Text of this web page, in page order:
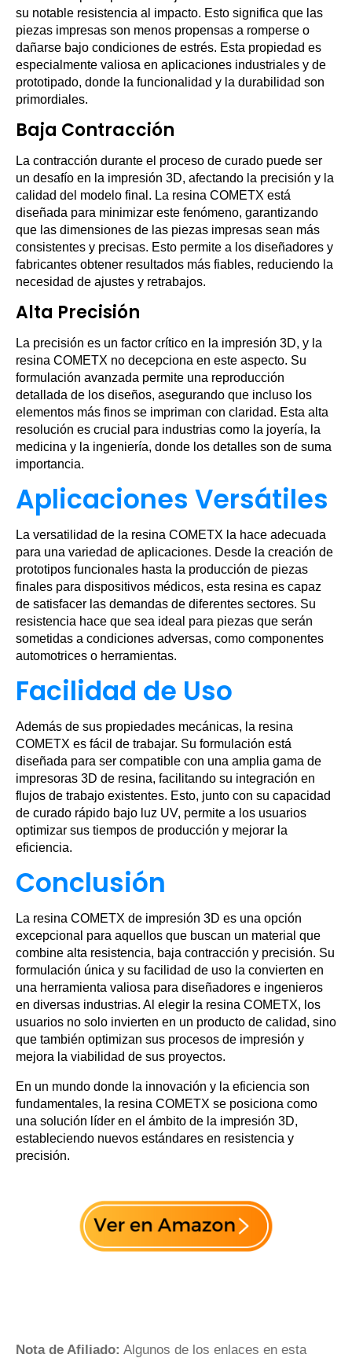
su notable resistencia al impacto. Esto significa que las
piezas impresas son menos propensas a romperse o
dañarse bajo condiciones de estrés. Esta propiedad es
especialmente valiosa en aplicaciones industriales y de
prototipado, donde la funcionalidad y la durabilidad son
primordiales.
Baja Contracción
La contracción durante el proceso de curado puede ser
un desafío en la impresión 3D, afectando la precisión y la
calidad del modelo final. La resina COMETX está
diseñada para minimizar este fenómeno, garantizando
que las dimensiones de las piezas impresas sean más
consistentes y precisas. Esto permite a los diseñadores y
fabricantes obtener resultados más fiables, reduciendo la
necesidad de ajustes y retrabajos.
Alta Precisión
La precisión es un factor crítico en la impresión 3D, y la
resina COMETX no decepciona en este aspecto. Su
formulación avanzada permite una reproducción
detallada de los diseños, asegurando que incluso los
elementos más finos se impriman con claridad. Esta alta
resolución es crucial para industrias como la joyería, la
medicina y la ingeniería, donde los detalles son de suma
importancia.
Aplicaciones Versátiles
La versatilidad de la resina COMETX la hace adecuada
para una variedad de aplicaciones. Desde la creación de
prototipos funcionales hasta la producción de piezas
finales para dispositivos médicos, esta resina es capaz
de satisfacer las demandas de diferentes sectores. Su
resistencia hace que sea ideal para piezas que serán
sometidas a condiciones adversas, como componentes
automotrices o herramientas.
Facilidad de Uso
Además de sus propiedades mecánicas, la resina
COMETX es fácil de trabajar. Su formulación está
diseñada para ser compatible con una amplia gama de
impresoras 3D de resina, facilitando su integración en
flujos de trabajo existentes. Esto, junto con su capacidad
de curado rápido bajo luz UV, permite a los usuarios
optimizar sus tiempos de producción y mejorar la
eficiencia.
Conclusión
La resina COMETX de impresión 3D es una opción
excepcional para aquellos que buscan un material que
combine alta resistencia, baja contracción y precisión. Su
formulación única y su facilidad de uso la convierten en
una herramienta valiosa para diseñadores e ingenieros
en diversas industrias. Al elegir la resina COMETX, los
usuarios no solo invierten en un producto de calidad, sino
que también optimizan sus procesos de impresión y
mejora la viabilidad de sus proyectos.
En un mundo donde la innovación y la eficiencia son
fundamentales, la resina COMETX se posiciona como
una solución líder en el ámbito de la impresión 3D,
estableciendo nuevos estándares en resistencia y
precisión.
Nota de Afiliado: Algunos de los enlaces en esta